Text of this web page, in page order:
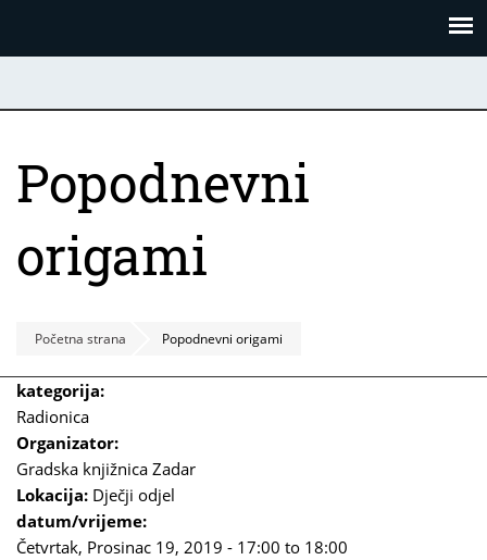
Popodnevni
origami
Početna strana Popodnevni origami
kategorija:
Radionica
Organizator:
Gradska knjižnica Zadar
Lokacija: Dječji odjel
datum/vrijeme:
Četvrtak, Prosinac 19, 2019 - 17:00 to 18:00